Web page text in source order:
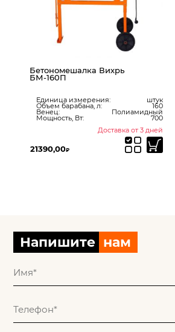
Бетономешалка Вихрь
БМ-160П
Единица измерения: штук
Объем барабана, л: 160
Венец: Полиамидный
Мощность, Вт:
700
Доставка от 3 дней
21390,00₽
Напишите нам